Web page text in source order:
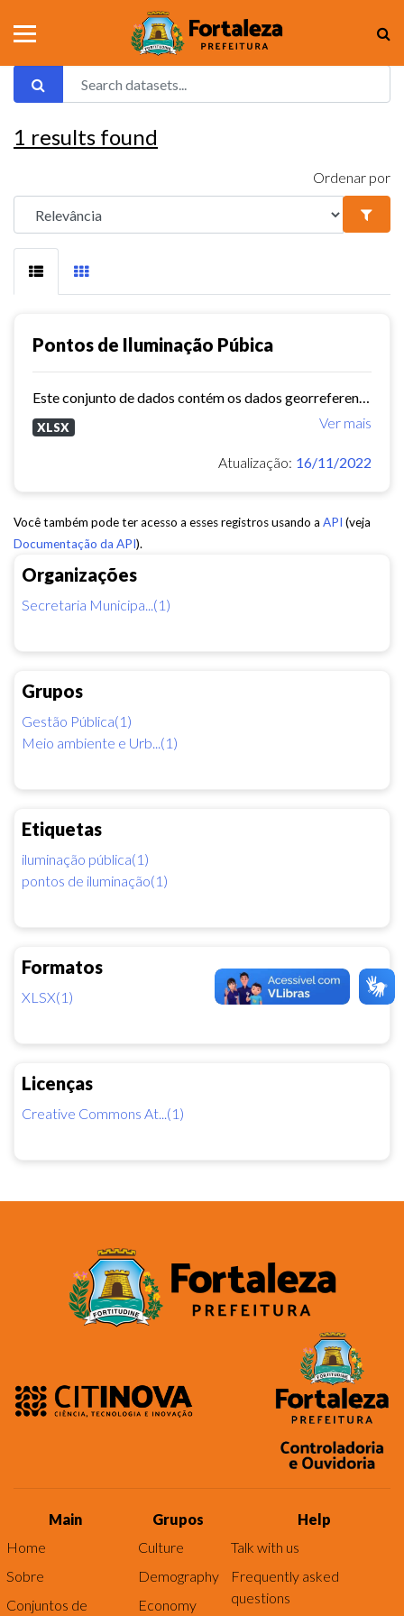
Organizações
Secretaria Municipa...(1)
Grupos
Gestão Pública(1)
Meio ambiente e Urb...(1)
Etiquetas
iluminação pública(1)
pontos de iluminação(1)
Formatos
XLSX(1)
Licenças
Creative Commons At...(1)
1 results found
Ordenar por
Pontos de Iluminação Púbica
Ver mais
XLSX
Atualização: 16/11/2022
Você também pode ter acesso a esses registros usando a API (veja
Documentação da API).
Main
Home
Sobre
Conjuntos de
Grupos
Culture
Demography
Economy
Help
Talk with us
Frequently asked
questions